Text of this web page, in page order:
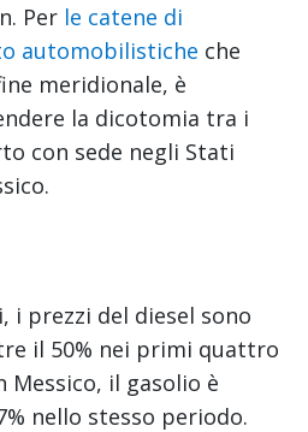
Per le catene di
automobilistiche che
meridionale, è
la dicotomia tra i
con sede negli Stati
i prezzi del diesel sono
il 50% nei primi quattro
Messico, il gasolio è
nello stesso periodo.